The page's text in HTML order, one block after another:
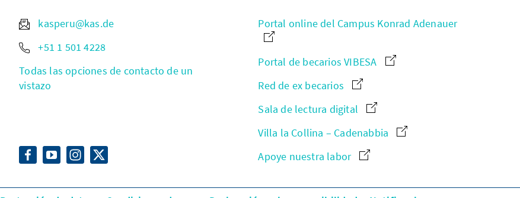
kasperu@kas.de
+51 1 501 4228
Todas las opciones de contacto de un
vistazo
Portal online del Campus Konrad Adenauer
Portal de becarios VIBESA
Red de ex becarios
Sala de lectura digital
Villa la Collina – Cadenabbia
Apoye nuestra labor